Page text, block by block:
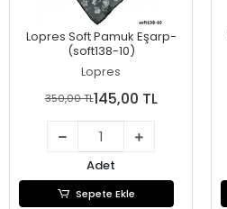
Lopres Soft Pamuk Eşarp-
(soft138-10)
Lopres
350,00 TL145,00 TL
Adet
Sepete Ekle